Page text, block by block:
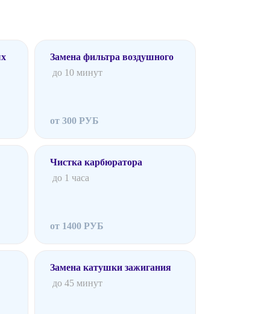
Замена фильтра воздушного
до 10 минут
от 300 РУБ
Чистка карбюратора
до 1 часа
от 1400 РУБ
Замена катушки зажигания
до 45 минут